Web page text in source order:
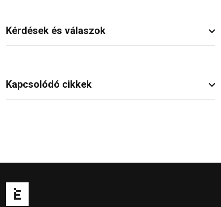
Kérdések és válaszok
Kapcsolódó cikkek